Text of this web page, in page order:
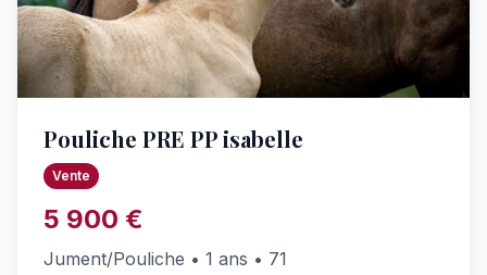
Pouliche PRE PP isabelle
Vente
5 900 €
Jument/Pouliche • 1 ans • 71